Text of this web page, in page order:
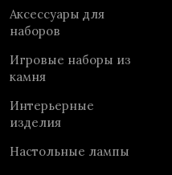
Аксессуары для
наборов
Игровые наборы из
камня
Интерьерные
изделия
Настольные лампы